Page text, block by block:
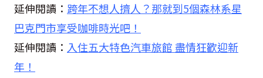
延伸閱讀： 跨年不想人擠人？那就到5個森林系星
巴克門市享受咖啡時光吧！
延伸閱讀： 入住五大特色汽車旅館 盡情狂歡迎新
年！